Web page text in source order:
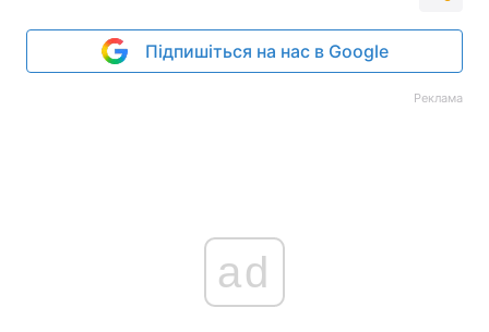
Підпишіться на нас в Google
Реклама
ad